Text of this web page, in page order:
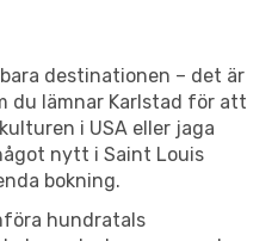
destinationen – det är
du lämnar Karlstad för att
i USA eller jaga
nytt i Saint Louis
bokning.
hundratals